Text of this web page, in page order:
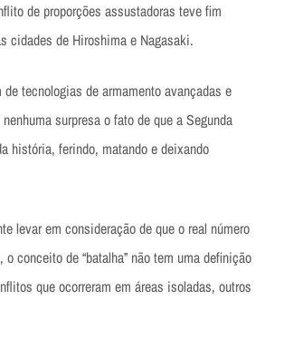
de proporções assustadoras teve fim
cidades de Hiroshima e Nagasaki.
tecnologias de armamento avançadas e
surpresa o fato de que a Segunda
história, ferindo, matando e deixando
levar em consideração de que o real número
conceito de “batalha” não tem uma definição
que ocorreram em áreas isoladas, outros